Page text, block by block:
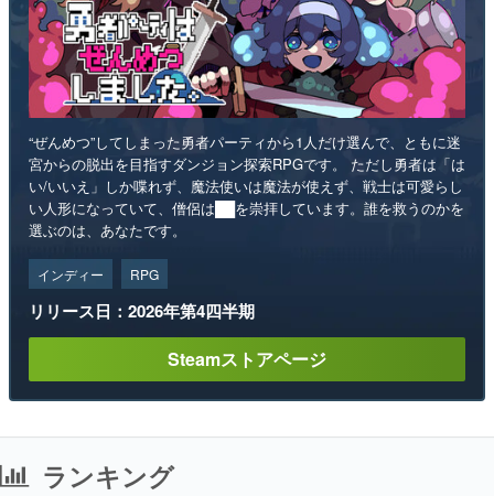
“ぜんめつ”してしまった勇者パーティから1人だけ選んで、ともに迷
宮からの脱出を目指すダンジョン探索RPGです。 ただし勇者は「は
い/いいえ」しか喋れず、魔法使いは魔法が使えず、戦士は可愛らし
い人形になっていて、僧侶は██を崇拝しています。誰を救うのかを
選ぶのは、あなたです。
インディー RPG
リリース日：2026年第4四半期
Steamストアページ
ランキング